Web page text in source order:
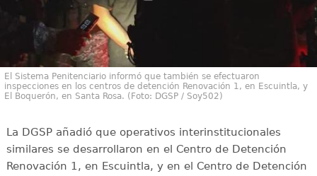
El Sistema Penitenciario informó que también se efectuaron
inspecciones en los centros de detención Renovación 1, en Escuintla, y
El Boquerón, en Santa Rosa. (Foto: DGSP / Soy502)
La DGSP añadió que operativos interinstitucionales
similares se desarrollaron en el Centro de Detención
Renovación 1, en Escuintla, y en el Centro de Detención